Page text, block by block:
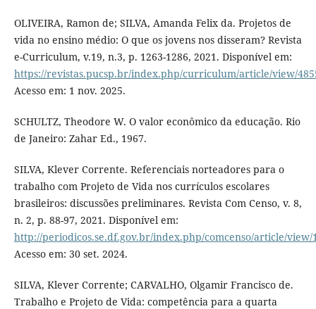
OLIVEIRA, Ramon de; SILVA, Amanda Felix da. Projetos de
vida no ensino médio: O que os jovens nos disseram? Revista
e-Curriculum, v.19, n.3, p. 1263-1286, 2021. Disponível em:
https://revistas.pucsp.br/index.php/curriculum/article/view/
Acesso em: 1 nov. 2025.
SCHULTZ, Theodore W. O valor econômico da educação. Rio
de Janeiro: Zahar Ed., 1967.
SILVA, Klever Corrente. Referenciais norteadores para o
trabalho com Projeto de Vida nos currículos escolares
brasileiros: discussões preliminares. Revista Com Censo, v. 8,
n. 2, p. 88-97, 2021. Disponível em:
http://periodicos.se.df.gov.br/index.php/comcenso/article/view/
Acesso em: 30 set. 2024.
SILVA, Klever Corrente; CARVALHO, Olgamir Francisco de.
Trabalho e Projeto de Vida: competência para a quarta